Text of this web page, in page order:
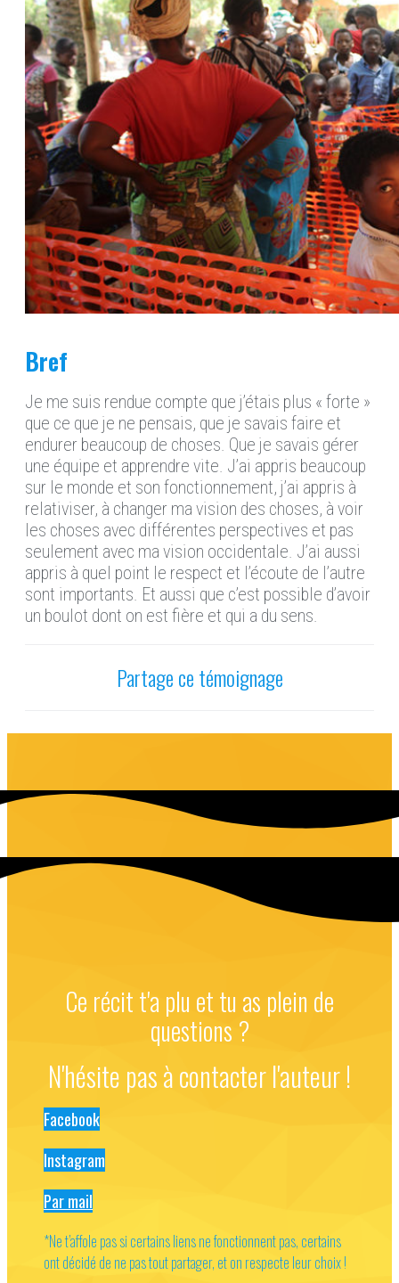
Bref
Je me suis rendue compte que j’étais plus « forte »
que ce que je ne pensais, que je savais faire et
endurer beaucoup de choses. Que je savais gérer
une équipe et apprendre vite. J’ai appris beaucoup
sur le monde et son fonctionnement, j’ai appris à
relativiser, à changer ma vision des choses, à voir
les choses avec différentes perspectives et pas
seulement avec ma vision occidentale. J’ai aussi
appris à quel point le respect et l’écoute de l’autre
sont importants. Et aussi que c’est possible d’avoir
un boulot dont on est fière et qui a du sens.
Partage ce témoignage
Ce récit t'a plu et tu as plein de
questions ?
N'hésite pas à contacter l'auteur !
Facebook
Instagram
Par mail
*Ne t’affole pas si certains liens ne fonctionnent pas, certains
ont décidé de ne pas tout partager, et on respecte leur choix !